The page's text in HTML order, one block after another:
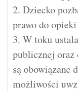
2. Dziecko
prawo do
3. W toku
publicznej oraz
są obowiązane
możliwości